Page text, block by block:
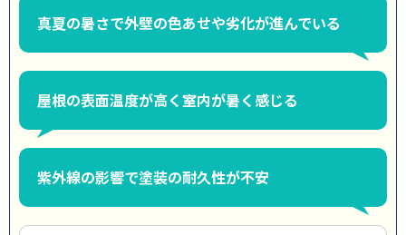
真夏の暑さで外壁の色あせや劣化が進んでいる
屋根の表面温度が高く室内が暑く感じる
紫外線の影響で塗装の耐久性が不安